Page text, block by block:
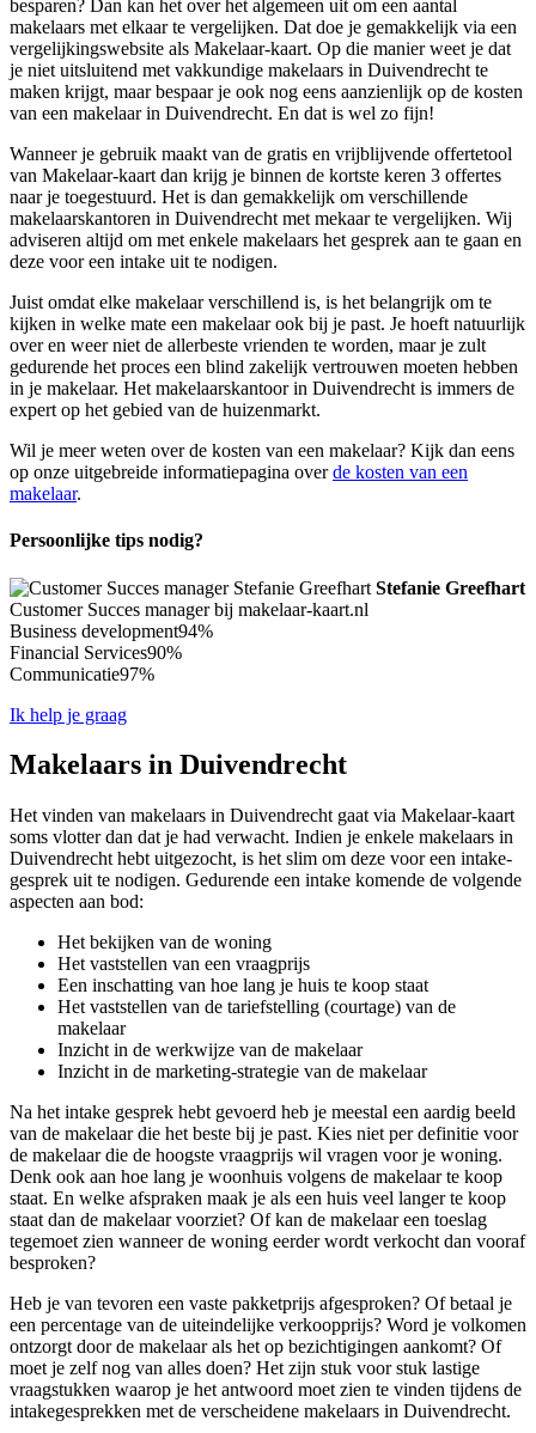
besparen? Dan kan het over het algemeen uit om een aantal
makelaars met elkaar te vergelijken. Dat doe je gemakkelijk via een
vergelijkingswebsite als Makelaar-kaart. Op die manier weet je dat
je niet uitsluitend met vakkundige makelaars in Duivendrecht te
maken krijgt, maar bespaar je ook nog eens aanzienlijk op de kosten
van een makelaar in Duivendrecht. En dat is wel zo fijn!
Wanneer je gebruik maakt van de gratis en vrijblijvende offertetool
van Makelaar-kaart dan krijg je binnen de kortste keren 3 offertes
naar je toegestuurd. Het is dan gemakkelijk om verschillende
makelaarskantoren in Duivendrecht met mekaar te vergelijken. Wij
adviseren altijd om met enkele makelaars het gesprek aan te gaan en
deze voor een intake uit te nodigen.
Juist omdat elke makelaar verschillend is, is het belangrijk om te
kijken in welke mate een makelaar ook bij je past. Je hoeft natuurlijk
over en weer niet de allerbeste vrienden te worden, maar je zult
gedurende het proces een blind zakelijk vertrouwen moeten hebben
in je makelaar. Het makelaarskantoor in Duivendrecht is immers de
expert op het gebied van de huizenmarkt.
Wil je meer weten over de kosten van een makelaar? Kijk dan eens
op onze uitgebreide informatiepagina overde kosten van een
makelaar.
Persoonlijke tips nodig?
Stefanie Greefhart
Customer Succes manager bij makelaar-kaart.nl
Business development94%
Financial Services90%
Communicatie97%
Ik help je graag
Makelaars in Duivendrecht
Het vinden van makelaars in Duivendrecht gaat via Makelaar-kaart
soms vlotter dan dat je had verwacht. Indien je enkele makelaars in
Duivendrecht hebt uitgezocht, is het slim om deze voor een intake-
gesprek uit te nodigen. Gedurende een intake komende de volgende
aspecten aan bod:
Het bekijken van de woning
Het vaststellen van een vraagprijs
Een inschatting van hoe lang je huis te koop staat
Het vaststellen van de tariefstelling (courtage) van de
makelaar
Inzicht in de werkwijze van de makelaar
Inzicht in de marketing-strategie van de makelaar
Na het intake gesprek hebt gevoerd heb je meestal een aardig beeld
van de makelaar die het beste bij je past. Kies niet per definitie voor
de makelaar die de hoogste vraagprijs wil vragen voor je woning.
Denk ook aan hoe lang je woonhuis volgens de makelaar te koop
staat. En welke afspraken maak je als een huis veel langer te koop
staat dan de makelaar voorziet? Of kan de makelaar een toeslag
tegemoet zien wanneer de woning eerder wordt verkocht dan vooraf
besproken?
Heb je van tevoren een vaste pakketprijs afgesproken? Of betaal je
een percentage van de uiteindelijke verkoopprijs? Word je volkomen
ontzorgt door de makelaar als het op bezichtigingen aankomt? Of
moet je zelf nog van alles doen? Het zijn stuk voor stuk lastige
vraagstukken waarop je het antwoord moet zien te vinden tijdens de
intakegesprekken met de verscheidene makelaars in Duivendrecht.